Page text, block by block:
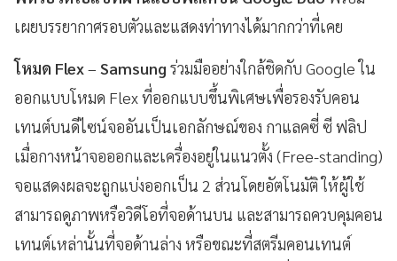
เผยบรรยากาศรอบตัวและแสดงท่าทางได้มากกว่าที่เคย
โหมด Flex– Samsung ร่วมมืออย่างใกล้ชิดกับ Google ใน
ออกแบบโหมด Flex ที่ออกแบบขึ้นพิเศษเพื่อรองรับคอน
เทนต์บนดีไซน์จออันเป็นเอกลักษณ์ของ กาแลคซี่ ซี ฟลิป
เมื่อกางหน้าจอออกและเครื่องอยู่ในแนวตั้ง (Free-standing)
จอแสดงผลจะถูกแบ่งออกเป็น 2 ส่วนโดยอัตโนมัติ ให้ผู้ใช้
สามารถดูภาพหรือวิดีโอที่จอด้านบน และสามารถควบคุมคอน
เทนต์เหล่านั้นที่จอด้านล่าง หรือขณะที่สตรีมคอนเทนต์